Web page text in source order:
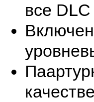
все DLC